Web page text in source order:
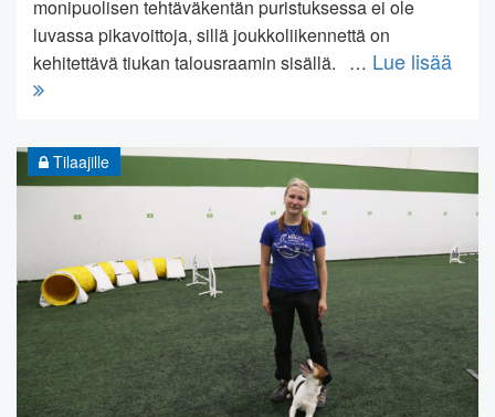
monipuolisen tehtäväkentän puristuksessa ei ole
luvassa pikavoittoja, sillä joukkoliikennettä on
kehitettävä tiukan talousraamin sisällä. … Lue lisää
Tilaajille